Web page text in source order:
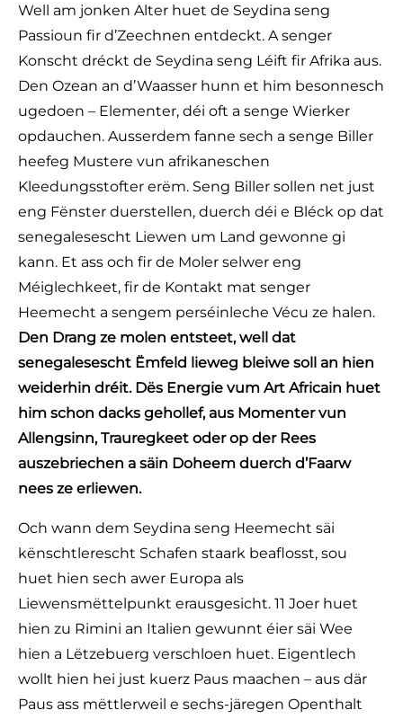
Well am jonken Alter huet de Seydina seng
Passioun fir d’Zeechnen entdeckt. A senger
Konscht dréckt de Seydina seng Léift fir Afrika aus.
Den Ozean an d’Waasser hunn et him besonnesch
ugedoen – Elementer, déi oft a senge Wierker
opdauchen. Ausserdem fanne sech a senge Biller
heefeg Mustere vun afrikaneschen
Kleedungsstofter erëm. Seng Biller sollen net just
eng Fënster duerstellen, duerch déi e Bléck op dat
senegalesescht Liewen um Land gewonne gi
kann. Et ass och fir de Moler selwer eng
Méiglechkeet, fir de Kontakt mat senger
Heemecht a sengem perséinleche Vécu ze halen.
Den Drang ze molen entsteet, well dat
senegalesescht Ëmfeld lieweg bleiwe soll an hien
weiderhin dréit. Dës Energie vum Art Africain huet
him schon dacks gehollef, aus Momenter vun
Allengsinn, Trauregkeet oder op der Rees
auszebriechen a säin Doheem duerch d’Faarw
nees ze erliewen.
Och wann dem Seydina seng Heemecht säi
kënschtlerescht Schafen staark beaflosst, sou
huet hien sech awer Europa als
Liewensmëttelpunkt erausgesicht. 11 Joer huet
hien zu Rimini an Italien gewunnt éier säi Wee
hien a Lëtzebuerg verschloen huet. Eigentlech
wollt hien hei just kuerz Paus maachen – aus där
Paus ass mëttlerweil e sechs-järegen Openthalt